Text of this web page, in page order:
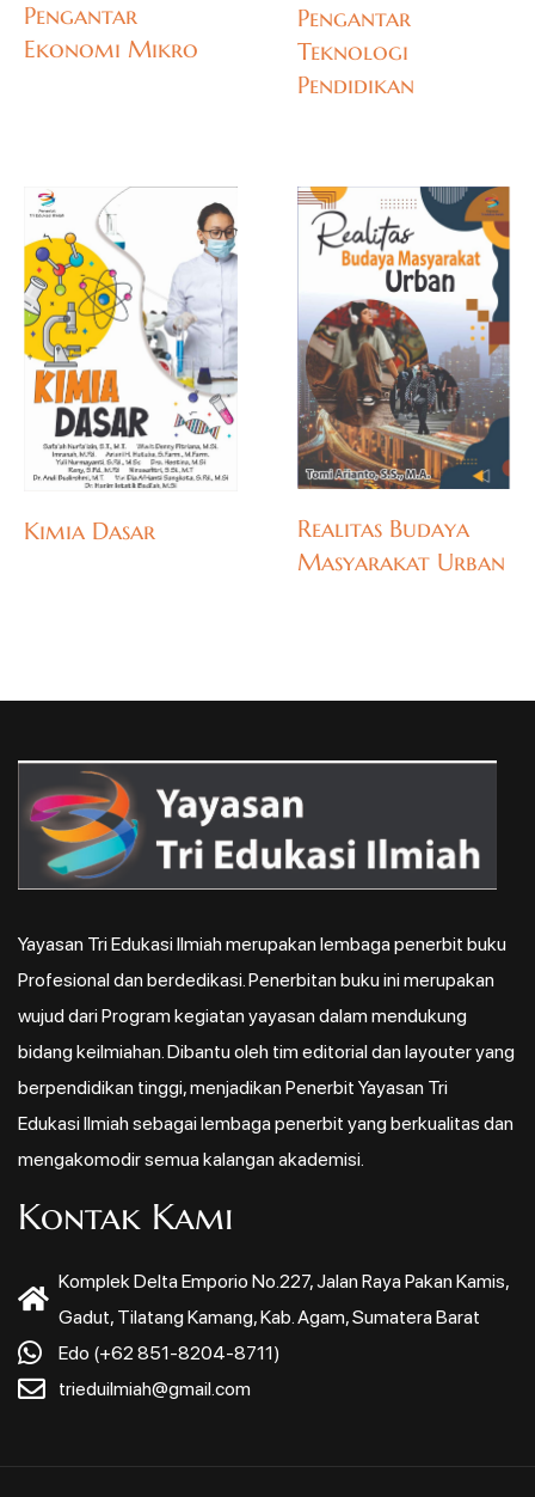
Pengantar
Ekonomi Mikro
Pengantar
Teknologi
Pendidikan
Kimia Dasar
Realitas Budaya
Masyarakat Urban
Yayasan Tri Edukasi Ilmiah merupakan lembaga penerbit buku
Profesional dan berdedikasi. Penerbitan buku ini merupakan
wujud dari Program kegiatan yayasan dalam mendukung
bidang keilmiahan. Dibantu oleh tim editorial dan layouter yang
berpendidikan tinggi, menjadikan Penerbit Yayasan Tri
Edukasi Ilmiah sebagai lembaga penerbit yang berkualitas dan
mengakomodir semua kalangan akademisi.
Kontak Kami
Komplek Delta Emporio No.227, Jalan Raya Pakan Kamis,
Gadut, Tilatang Kamang, Kab. Agam, Sumatera Barat
Edo (+62 851-8204-8711)
trieduilmiah@gmail.com